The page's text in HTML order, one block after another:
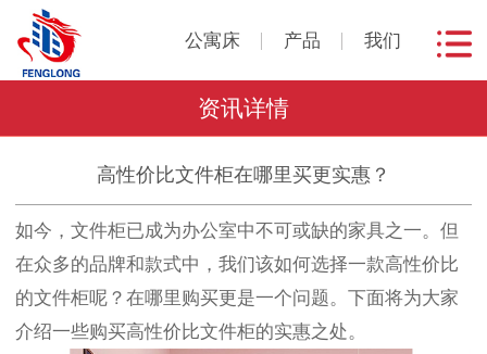
公寓床 产品 我们
资讯详情
高性价比文件柜在哪里买更实惠？
如今，文件柜已成为办公室中不可或缺的家具之一。但
在众多的品牌和款式中，我们该如何选择一款高性价比
的文件柜呢？在哪里购买更是一个问题。下面将为大家
介绍一些购买高性价比文件柜的实惠之处。